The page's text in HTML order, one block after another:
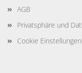
AGB
Privatsphäre und
Cookie Einstellungen